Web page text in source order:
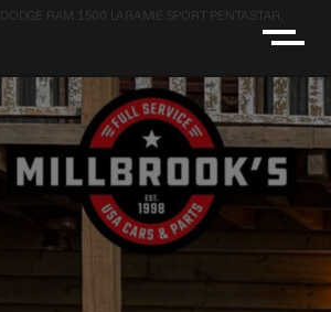
DODGE RAM 1500 LARAMIE SPORT PENTASTAR,